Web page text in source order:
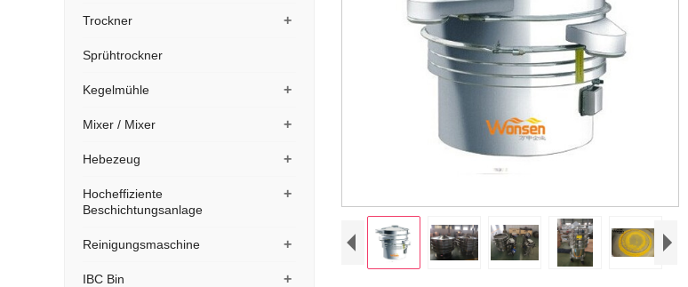
+
Trockner
Sprühtrockner
+
Kegelmühle
+
Mixer / Mixer
+
Hebezeug
+
Hocheffiziente
Beschichtungsanlage
+
Reinigungsmaschine
+
IBC Bin